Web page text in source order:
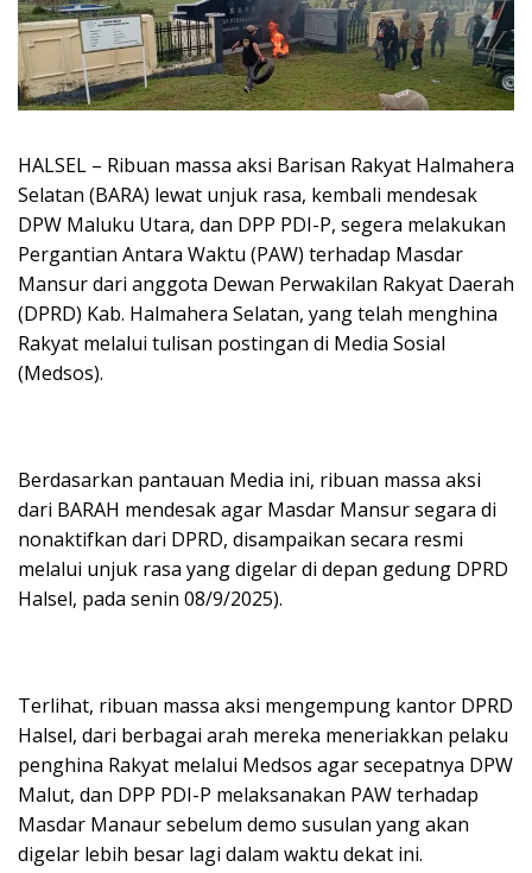
HALSEL – Ribuan massa aksi Barisan Rakyat Halmahera
Selatan (BARA) lewat unjuk rasa, kembali mendesak
DPW Maluku Utara, dan DPP PDI-P, segera melakukan
Pergantian Antara Waktu (PAW) terhadap Masdar
Mansur dari anggota Dewan Perwakilan Rakyat Daerah
(DPRD) Kab. Halmahera Selatan, yang telah menghina
Rakyat melalui tulisan postingan di Media Sosial
(Medsos).
Berdasarkan pantauan Media ini, ribuan massa aksi
dari BARAH mendesak agar Masdar Mansur segara di
nonaktifkan dari DPRD, disampaikan secara resmi
melalui unjuk rasa yang digelar di depan gedung DPRD
Halsel, pada senin 08/9/2025).
Terlihat, ribuan massa aksi mengempung kantor DPRD
Halsel, dari berbagai arah mereka meneriakkan pelaku
penghina Rakyat melalui Medsos agar secepatnya DPW
Malut, dan DPP PDI-P melaksanakan PAW terhadap
Masdar Manaur sebelum demo susulan yang akan
digelar lebih besar lagi dalam waktu dekat ini.